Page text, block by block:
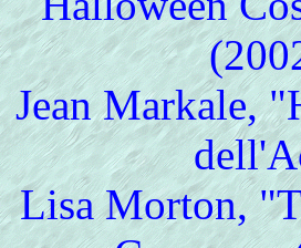
Jean Markale,
Lisa Morton,